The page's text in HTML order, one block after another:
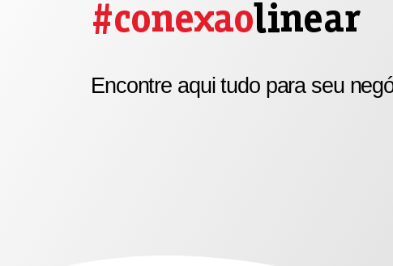
#conexaolinear
Encontre aqui tudo para seu